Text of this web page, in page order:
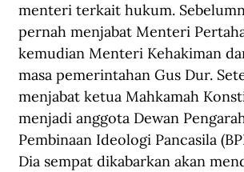
menteri terkait hukum.
pernah menjabat Menteri
kemudian Menteri Kehakiman
masa pemerintahan Gus Dur.
menjabat ketua Mahkamah
menjadi anggota Dewan
Pembinaan Ideologi Pancasila
Dia sempat dikabarkan akan